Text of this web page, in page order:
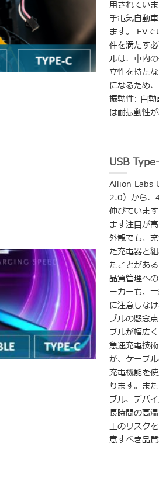
用されてい
手電気自動
ます。 EV
件を満たす
ルは、車内
立性を持た
になるため
振動性: 自動
は耐振動性
USB
Allion Labs
2.0）から
伸びていま
ます注目が
外観でも、
た充電器と
たことがあ
品質管理へ
ーカーも、
に注意しな
ブルの懸念
ブルが幅広
急速充電技
が、ケーブ
充電機能を
ります。ま
ブル、デバ
長時間の高
上のリスク
意すべき品